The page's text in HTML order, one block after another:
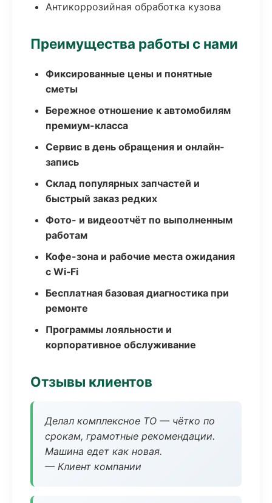
Антикоррозийная обработка кузова
Преимущества работы с нами
Фиксированные цены и понятные
сметы
Бережное отношение к автомобилям
премиум-класса
Сервис в день обращения и онлайн-
запись
Склад популярных запчастей и
быстрый заказ редких
Фото- и видеоотчёт по выполненным
работам
Кофе-зона и рабочие места ожидания
с Wi‑Fi
Бесплатная базовая диагностика при
ремонте
Программы лояльности и
корпоративное обслуживание
Отзывы клиентов
Делал комплексное ТО — чётко по
срокам, грамотные рекомендации.
Машина едет как новая.
— Клиент компании